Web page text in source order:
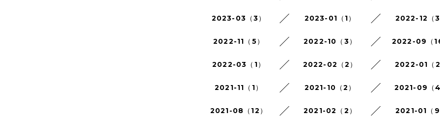
2023-03（3） 2023-01（1） 2022-12（3
2022-11（5） 2022-10（3） 2022-09（16
2022-03（1） 2022-02（2） 2022-01（2
2021-11（1） 2021-10（2） 2021-09（4
2021-08（12） 2021-02（2） 2021-01（9